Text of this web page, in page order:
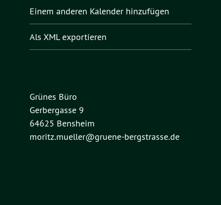
Einem anderen Kalender hinzufügen
Als XML exportieren
Grünes Büro
Gerbergasse 9
64625 Bensheim
moritz.mueller@gruene-bergstrasse.de